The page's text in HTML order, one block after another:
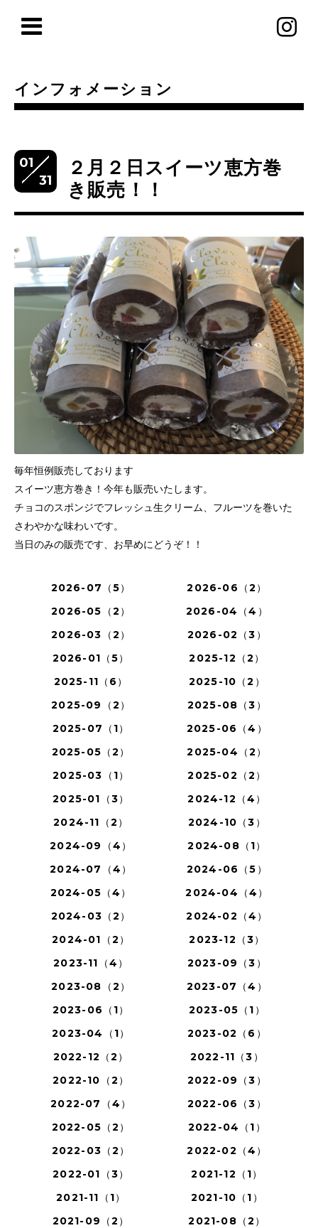
インフォメーション
01
31
２月２日スイーツ恵方巻
き販売！！
毎年恒例販売しております
スイーツ恵方巻き！今年も販売いたします。
チョコのスポンジでフレッシュ生クリーム、フルーツを巻いた
さわやかな味わいです。
当日のみの販売です、お早めにどうぞ！！
2026-07（5）
2026-06（2）
2026-05（2）
2026-04（4）
2026-03（2）
2026-02（3）
2026-01（5）
2025-12（2）
2025-11（6）
2025-10（2）
2025-09（2）
2025-08（3）
2025-07（1）
2025-06（4）
2025-05（2）
2025-04（2）
2025-03（1）
2025-02（2）
2025-01（3）
2024-12（4）
2024-11（2）
2024-10（3）
2024-09（4）
2024-08（1）
2024-07（4）
2024-06（5）
2024-05（4）
2024-04（4）
2024-03（2）
2024-02（4）
2024-01（2）
2023-12（3）
2023-11（4）
2023-09（3）
2023-08（2）
2023-07（4）
2023-06（1）
2023-05（1）
2023-04（1）
2023-02（6）
2022-12（2）
2022-11（3）
2022-10（2）
2022-09（3）
2022-07（4）
2022-06（3）
2022-05（2）
2022-04（1）
2022-03（2）
2022-02（4）
2022-01（3）
2021-12（1）
2021-11（1）
2021-10（1）
2021-09（2）
2021-08（2）